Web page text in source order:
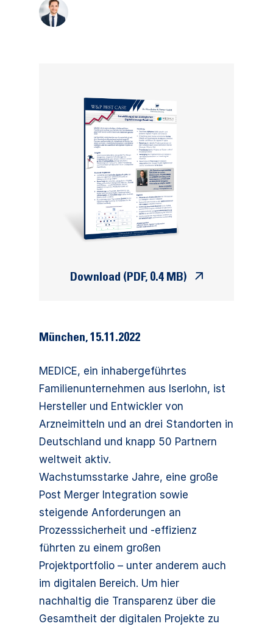
Download (PDF, 0.4 MB)
München, 15.11.2022
MEDICE, ein inhabergeführtes
Familienunternehmen aus Iserlohn, ist
Hersteller und Entwickler von
Arzneimitteln und an drei Standorten in
Deutschland und knapp 50 Partnern
weltweit aktiv.
Wachstumsstarke Jahre, eine große
Post Merger Integration sowie
steigende Anforderungen an
Prozesssicherheit und -effizienz
führten zu einem großen
Projektportfolio – unter anderem auch
im digitalen Bereich. Um hier
nachhaltig die Transparenz über die
Gesamtheit der digitalen Projekte zu